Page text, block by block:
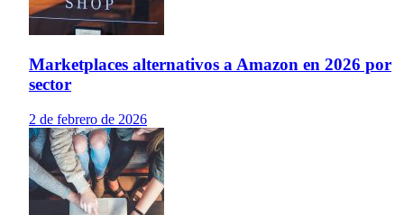
Marketplaces alternativos a Amazon en 2026 por
sector
2 de febrero de 2026